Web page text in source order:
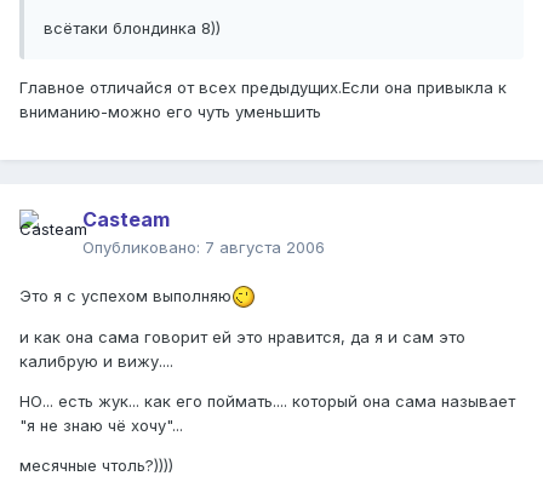
всётаки блондинка 8))
Главное отличайся от всех предыдущих.Если она привыкла к
вниманию-можно его чуть уменьшить
Casteam
Опубликовано: 7 августа 2006
Это я с успехом выполняю
и как она сама говорит ей это нравится, да я и сам это
калибрую и вижу....
НО... есть жук... как его поймать.... который она сама называет
"я не знаю чё хочу"...
месячные чтоль?))))